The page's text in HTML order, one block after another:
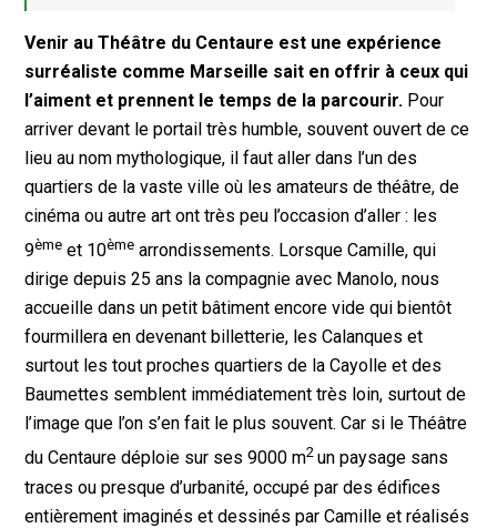
Venir au Théâtre du Centaure est une expérience
surréaliste comme Marseille sait en offrir à ceux qui
l’aiment et prennent le temps de la parcourir. Pour
arriver devant le portail très humble, souvent ouvert de ce
lieu au nom mythologique, il faut aller dans l’un des
quartiers de la vaste ville où les amateurs de théâtre, de
cinéma ou autre art ont très peu l’occasion d’aller : les
9ème et 10ème arrondissements. Lorsque Camille, qui
dirige depuis 25 ans la compagnie avec Manolo, nous
accueille dans un petit bâtiment encore vide qui bientôt
fourmillera en devenant billetterie, les Calanques et
surtout les tout proches quartiers de la Cayolle et des
Baumettes semblent immédiatement très loin, surtout de
l’image que l’on s’en fait le plus souvent. Car si le Théâtre
du Centaure déploie sur ses 9000 m2un paysage sans
traces ou presque d’urbanité, occupé par des édifices
entièrement imaginés et dessinés par Camille et réalisés